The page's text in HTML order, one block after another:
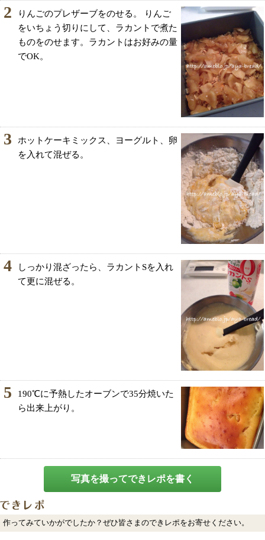
2
りんごのプレザーブをのせる。 りんご
をいちょう切りにして、ラカントで煮た
ものをのせます。ラカントはお好みの量
でOK。
3
ホットケーキミックス、ヨーグルト、卵
を入れて混ぜる。
4
しっかり混ざったら、ラカントSを入れ
て更に混ぜる。
5
190℃に予熱したオーブンで35分焼いた
ら出来上がり。
写真を撮ってできレポを書く
作ってみていかがでしたか？ぜひ皆さまのできレポをお寄せください。